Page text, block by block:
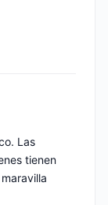
Las
tienen